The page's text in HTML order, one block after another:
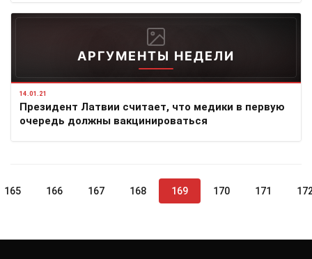
АРГУМЕНТЫ НЕДЕЛИ
14.01.21
Президент Латвии считает, что медики в первую
очередь должны вакцинироваться
165 166 167 168 169 170 171